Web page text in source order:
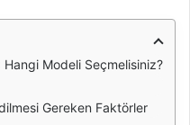
Modeli Seçmelisiniz?
Gereken Faktörler